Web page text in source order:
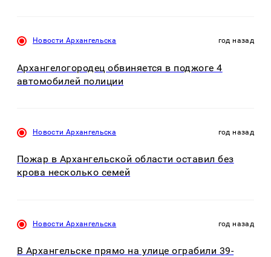
Новости Архангельска год назад
Архангелогородец обвиняется в поджоге 4
автомобилей полиции
Новости Архангельска год назад
Пожар в Архангельской области оставил без
крова несколько семей
Новости Архангельска год назад
В Архангельске прямо на улице ограбили 39-